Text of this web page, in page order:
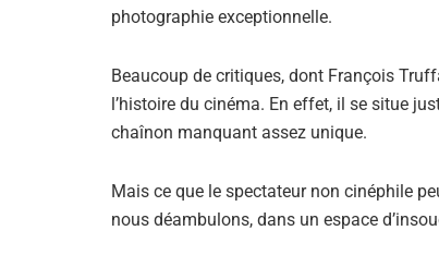
photographie exceptionnelle.
Beaucoup de critiques, dont François
l’histoire du cinéma. En effet, il se situe
chaînon manquant assez unique.
Mais ce que le spectateur non cinéphile
nous déambulons, dans un espace